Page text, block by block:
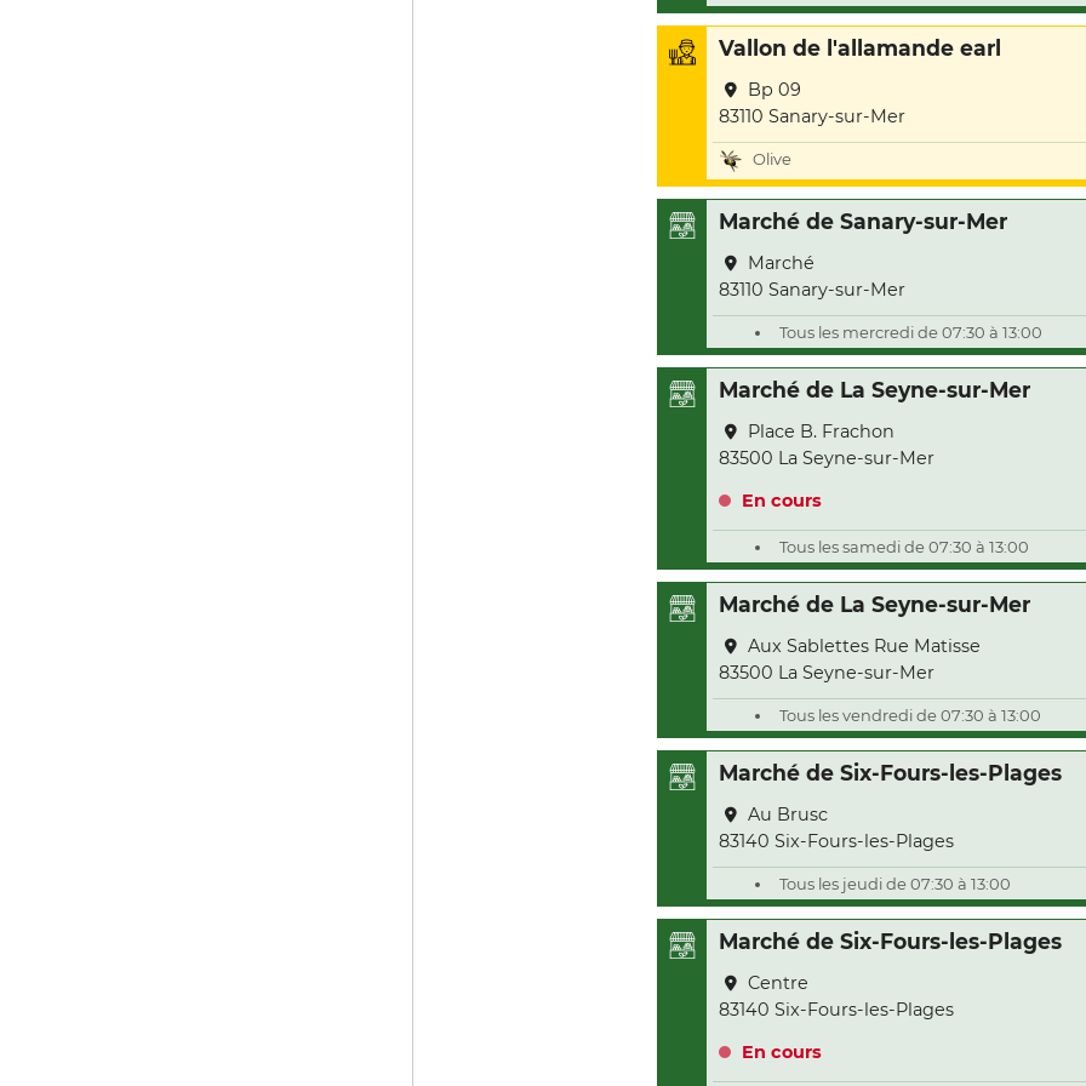
Vallon de l'allamande earl
Bp 09
83110 Sanary-sur-Mer
Olive
Marché de Sanary-sur-Mer
Marché
83110 Sanary-sur-Mer
Tous les mercredi de 07:30 à 13:00
Marché de La Seyne-sur-Mer
Place B. Frachon
83500 La Seyne-sur-Mer
En cours
Tous les samedi de 07:30 à 13:00
Marché de La Seyne-sur-Mer
Aux Sablettes Rue Matisse
83500 La Seyne-sur-Mer
Tous les vendredi de 07:30 à 13:00
Marché de Six-Fours-les-Plages
Au Brusc
83140 Six-Fours-les-Plages
Tous les jeudi de 07:30 à 13:00
Marché de Six-Fours-les-Plages
Centre
83140 Six-Fours-les-Plages
En cours